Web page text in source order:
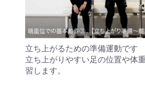
立ち上がるための準備運動です
立ち上がりやすい足の位置や体
習します。